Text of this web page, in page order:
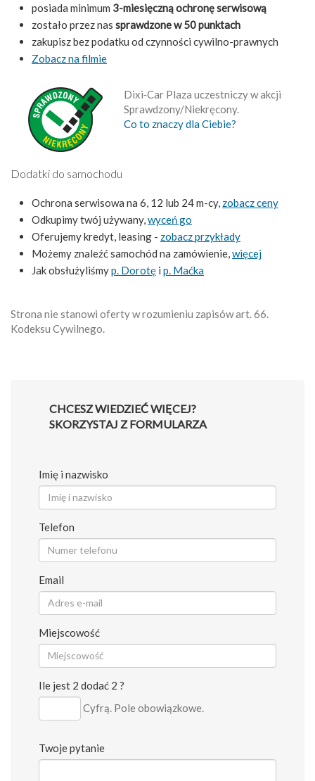
posiada minimum 3-miesięczną ochronę serwisową
zostało przez nas sprawdzone w 50 punktach
zakupisz bez podatku od czynności cywilno-prawnych
Zobacz na filmie
Dixi‑Car Plaza uczestniczy w akcji
Sprawdzony/Niekręcony.
Co to znaczy dla Ciebie?
Dodatki do samochodu
Ochrona serwisowa na 6, 12 lub 24 m-cy, zobacz ceny
Odkupimy twój używany,wyceń go
Oferujemy kredyt, leasing - zobacz przykłady
Możemy znaleźć samochód na zamówienie,więcej
Jak obsłużyliśmyp. Dorotę i p. Maćka
Strona nie stanowi oferty w rozumieniu zapisów art. 66.
Kodeksu Cywilnego.
CHCESZ WIEDZIEĆ WIĘCEJ?
SKORZYSTAJ Z FORMULARZA
Imię i nazwisko
Telefon
Email
Miejscowość
Ile jest 2 dodać 2 ?
Cyfrą. Pole obowiązkowe.
Twoje pytanie